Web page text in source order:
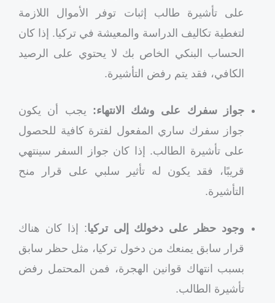
على تأشيرة طالب إثبات توفر الأموال اللازمة
لتغطية تكاليف الدراسة والمعيشة في تركيا. إذا كان
الحساب البنكي الخاص بك لا يحتوي على الرصيد
الكافي، فقد يتم رفض التأشيرة.
جواز سفرك على وشك الانتهاء: يجب أن يكون
جواز سفرك ساري المفعول لفترة كافية للحصول
على تأشيرة الطالب. إذا كان جواز السفر سينتهي
قريبًا، فقد يكون له تأثير سلبي على قرار منح
التأشيرة.
وجود حظر على دخولك إلى تركيا: إذا كان هناك
قرار سابق يمنعك من دخول تركيا، مثل حظر سابق
بسبب انتهاك قوانين الهجرة، فمن المحتمل رفض
تأشيرة الطالب.